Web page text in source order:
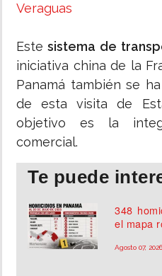
Veraguas
Este sistema de
iniciativa china de la
Panamá también se
de esta visita de
objetivo es la
comercial.
Te puede
348
el mapa
Agosto 07, 2026